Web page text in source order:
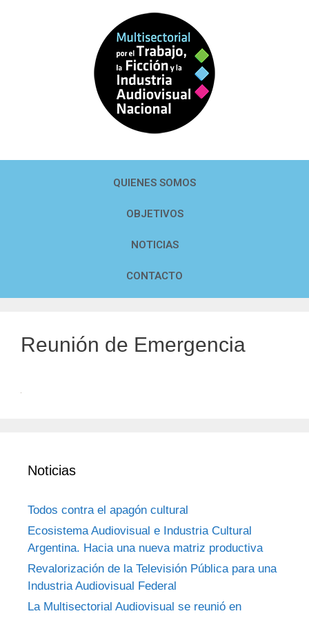
QUIENES SOMOS
OBJETIVOS
NOTICIAS
CONTACTO
Reunión de Emergencia
Noticias
Todos contra el apagón cultural
Ecosistema Audiovisual e Industria Cultural
Argentina. Hacia una nueva matriz productiva
Revalorización de la Televisión Pública para una
Industria Audiovisual Federal
La Multisectorial Audiovisual se reunió en